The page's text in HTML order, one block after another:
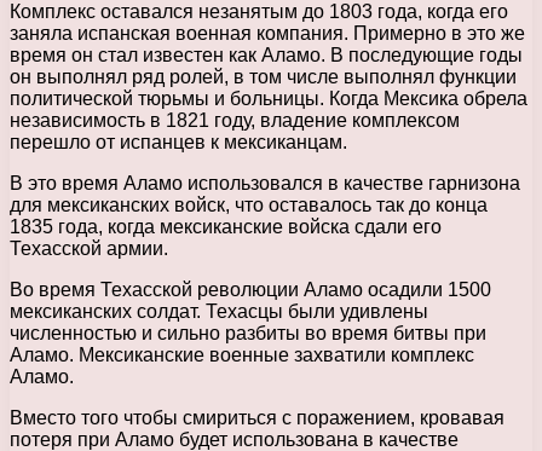
Комплекс оставался незанятым до 1803 года, когда его
заняла испанская военная компания. Примерно в это же
время он стал известен как Аламо. В последующие годы
он выполнял ряд ролей, в том числе выполнял функции
политической тюрьмы и больницы. Когда Мексика обрела
независимость в 1821 году, владение комплексом
перешло от испанцев к мексиканцам.
В это время Аламо использовался в качестве гарнизона
для мексиканских войск, что оставалось так до конца
1835 года, когда мексиканские войска сдали его
Техасской армии.
Во время Техасской революции Аламо осадили 1500
мексиканских солдат. Техасцы были удивлены
численностью и сильно разбиты во время битвы при
Аламо. Мексиканские военные захватили комплекс
Аламо.
Вместо того чтобы смириться с поражением, кровавая
потеря при Аламо будет использована в качестве